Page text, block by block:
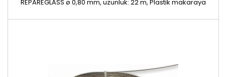
REPAREGLASS ø 0,80 mm, uzunluk: 22 m, Plastik makaraya
telden tam spesifikasyonlarımıza göre bükülür. Tel tipik "altın"